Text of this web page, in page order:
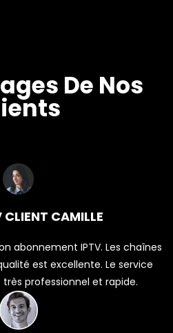
De Nos
CAMILLE
abonnement IPTV. Les chaînes
est excellente. Le service
professionnel et rapide.